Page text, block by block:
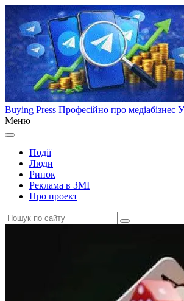
Buying Press Професійно про медіабізнес
Меню
Події
Люди
Ринок
Реклама в ЗМІ
Про проект